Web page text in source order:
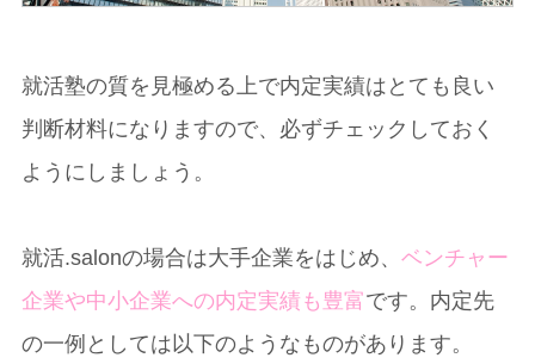
就活塾の質を見極める上で内定実績はとても良い
判断材料になりますので、必ずチェックしておく
ようにしましょう。
就活.salonの場合は大手企業をはじめ、 ベンチャー
企業や中小企業への内定実績も豊富です。内定先
の一例としては以下のようなものがあります。